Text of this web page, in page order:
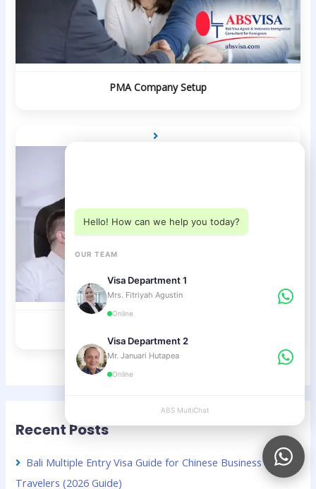
PMA Company Setup
Recent Posts
Bali Multiple Entry Visa Guide for Chinese Business
Travelers (2026 Guide)
Hello! How can we help you today?
OUR TEAM
Visa Department 1
Mrs. Fitriyah Agustin
Online
Visa Department 2
Mr. Januari Hutapea
Online
ABS MultiChat